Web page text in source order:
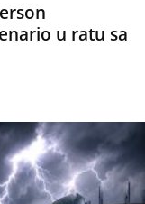
u ratu sa